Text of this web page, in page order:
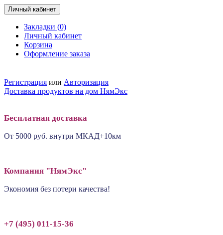
Личный кабинет
Закладки (0)
Личный кабинет
Корзина
Оформление заказа
Регистрация или Авторизация
Доставка продуктов на дом НямЭкс
Бесплатная доставка
От 5000 руб. внутри МКАД+10км
Компания "НямЭкс"
Экономия без потери качества!
+7 (495) 011-15-36